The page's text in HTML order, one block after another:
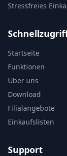
Stressfreies
Startseite
Funktionen
Über uns
Download
Filialangebote
Einkaufslisten
Support